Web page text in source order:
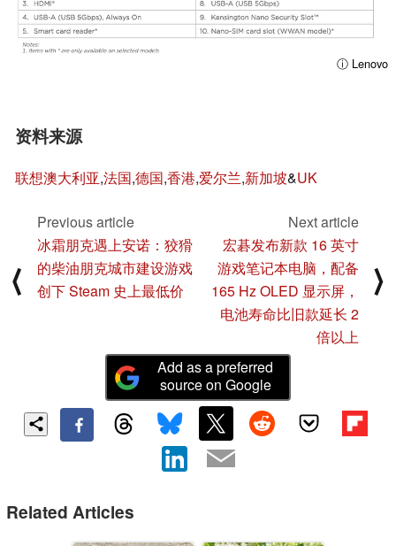
ⓘ Lenovo
资料来源
联想澳大利亚,法国,德国,香港,爱尔兰,新加坡&UK
⟨
Previous article
冰霜朋克遇上安诺：狡猾
的柴油朋克城市建设游戏
创下 Steam 史上最低价
Next article
宏碁发布新款 16 英寸
游戏笔记本电脑，配备
165 Hz OLED 显示屏，
电池寿命比旧款延长 2
倍以上
⟩
Add as a preferred
source on Google
Related Articles